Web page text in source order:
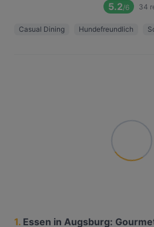
5.2/6 34
Casual Dining Hundefreundlich
1. Essen in Augsburg: